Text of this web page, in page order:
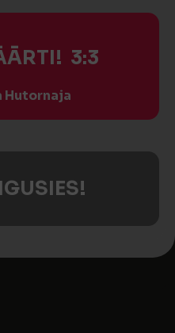
3:3
Hutornaja